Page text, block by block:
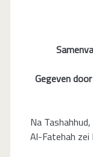
Gegeven
Na
Al-Fatehah zei